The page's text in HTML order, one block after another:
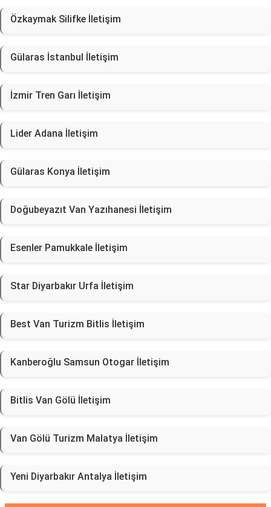
Özkaymak Silifke İletişim
Gülaras İstanbul İletişim
İzmir Tren Garı İletişim
Lider Adana İletişim
Gülaras Konya İletişim
Doğubeyazıt Van Yazıhanesi İletişim
Esenler Pamukkale İletişim
Star Diyarbakır Urfa İletişim
Best Van Turizm Bitlis İletişim
Kanberoğlu Samsun Otogar İletişim
Bitlis Van Gölü İletişim
Van Gölü Turizm Malatya İletişim
Yeni Diyarbakır Antalya İletişim